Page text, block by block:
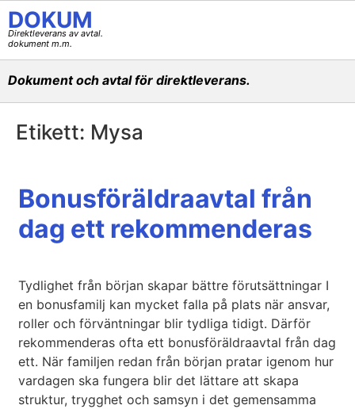
DOKUM
Direktleverans av avtal.
dokument m.m.
Dokument och avtal för direktleverans.
Etikett: Mysa
Bonusföräldraavtal från
dag ett rekommenderas
Tydlighet från början skapar bättre förutsättningar I
en bonusfamilj kan mycket falla på plats när ansvar,
roller och förväntningar blir tydliga tidigt. Därför
rekommenderas ofta ett bonusföräldraavtal från dag
ett. När familjen redan från början pratar igenom hur
vardagen ska fungera blir det lättare att skapa
struktur, trygghet och samsyn i det gemensamma